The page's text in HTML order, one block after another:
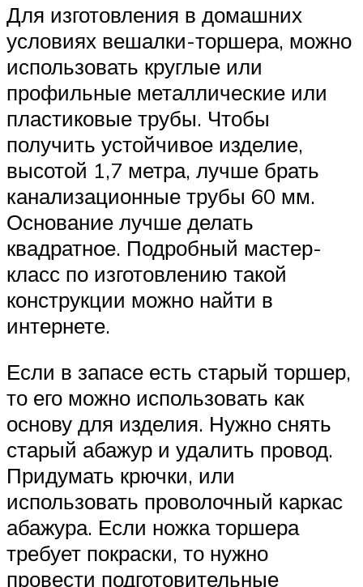
Для изготовления в домашних
условиях вешалки-торшера, можно
использовать круглые или
профильные металлические или
пластиковые трубы. Чтобы
получить устойчивое изделие,
высотой 1,7 метра, лучше брать
канализационные трубы 60 мм.
Основание лучше делать
квадратное. Подробный мастер-
класс по изготовлению такой
конструкции можно найти в
интернете.
Если в запасе есть старый торшер,
то его можно использовать как
основу для изделия. Нужно снять
старый абажур и удалить провод.
Придумать крючки, или
использовать проволочный каркас
абажура. Если ножка торшера
требует покраски, то нужно
провести подготовительные